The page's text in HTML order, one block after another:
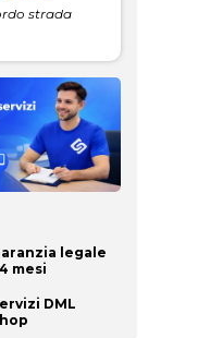
strada
legale
mesi
DML